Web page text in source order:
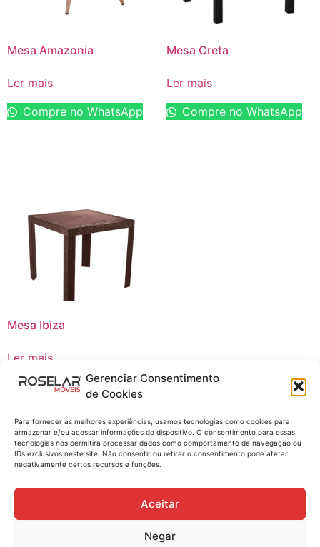
Gerenciar Consentimento
de Cookies
Para fornecer as melhores experiências, usamos tecnologias como cookies para
armazenar e/ou acessar informações do dispositivo. O consentimento para essas
tecnologias nos permitirá processar dados como comportamento de navegação ou
IDs exclusivos neste site. Não consentir ou retirar o consentimento pode afetar
negativamente certos recursos e funções.
Aceitar
Negar
Mesa Amazonia
Ler mais
Compre no WhatsApp
Mesa Creta
Ler mais
Compre no WhatsApp
Mesa Ibiza
Ler mais
Compre no WhatsApp